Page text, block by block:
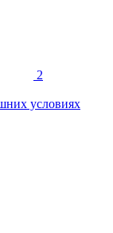
2
условиях